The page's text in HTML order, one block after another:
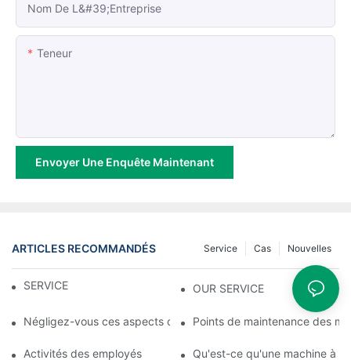
Nom De L&#39;entreprise
Teneur
Envoyer Une Enquête Maintenant
ARTICLES RECOMMANDÉS Nouvelles
Cas
Service
SERVICE OUR SERVICE
Négligez-vous ces aspects clés des machines de soufflage de
Points de maintenance des
Activités des employés Qu'est-ce qu'une machine à